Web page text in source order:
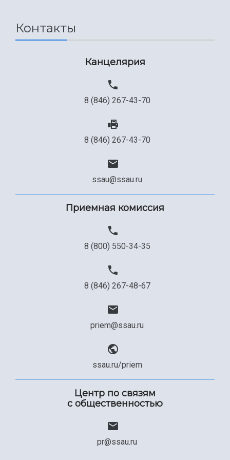
Официальные документы
Контакты
Канцелярия
8 (846) 267-43-70
8 (846) 267-43-70
ssau@ssau.ru
Приемная комиссия
8 (800) 550-34-35
8 (846) 267-48-67
priem@ssau.ru
ssau.ru/priem
Центр по связям
с общественностью
pr@ssau.ru